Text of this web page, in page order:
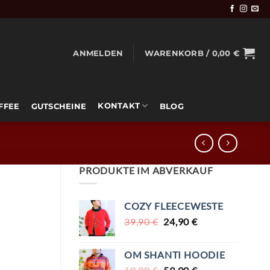
ANMELDEN WARENKORB / 0,00 €
GUTSCHEINE KONTAKT BLOG
PRODUKTE IM ABVERKAUF
COZY FLEECEWESTE
39,90€ URSPRÜNGLICHER
39,90 €
24,90€AKTUELLER
24,90 €.
OM SHANTI HOODIE